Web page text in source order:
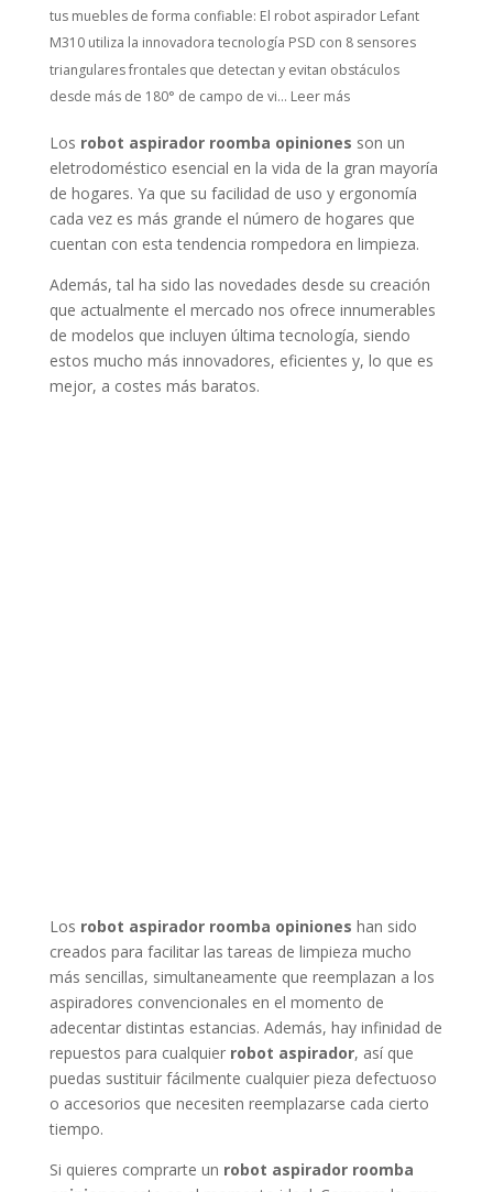
tus muebles de forma confiable: El robot aspirador Lefant
M310 utiliza la innovadora tecnología PSD con 8 sensores
triangulares frontales que detectan y evitan obstáculos
desde más de 180° de campo de vi... Leer más
Los robot aspirador roomba opiniones son un
eletrodoméstico esencial en la vida de la gran mayoría
de hogares. Ya que su facilidad de uso y ergonomía
cada vez es más grande el número de hogares que
cuentan con esta tendencia rompedora en limpieza.
Además, tal ha sido las novedades desde su creación
que actualmente el mercado nos ofrece innumerables
de modelos que incluyen última tecnología, siendo
estos mucho más innovadores, eficientes y, lo que es
mejor, a costes más baratos.
Los robot aspirador roomba opiniones han sido
creados para facilitar las tareas de limpieza mucho
más sencillas, simultaneamente que reemplazan a los
aspiradores convencionales en el momento de
adecentar distintas estancias. Además, hay infinidad de
repuestos para cualquier robot aspirador, así que
puedas sustituir fácilmente cualquier pieza defectuoso
o accesorios que necesiten reemplazarse cada cierto
tiempo.
Si quieres comprarte un robot aspirador roomba